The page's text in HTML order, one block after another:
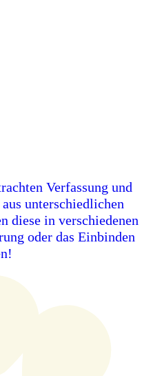
Verfassung und
unterschiedlichen
diese in verschiedenen
oder das Einbinden